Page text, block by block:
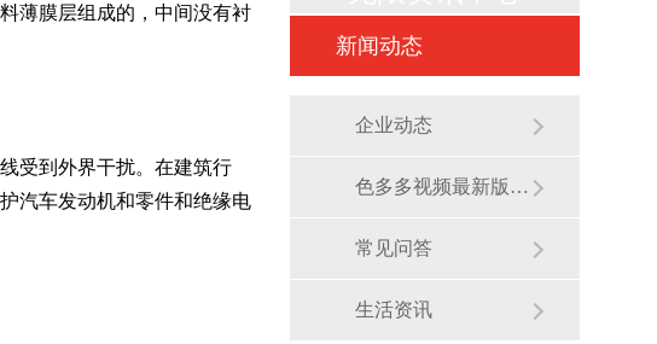
薄膜层组成的，中间没有衬
受到外界干扰。在建筑行
汽车发动机和零件和绝缘电
新闻动态
企业动态
色多多视频最新版APP无限展会
常见问答
生活资讯